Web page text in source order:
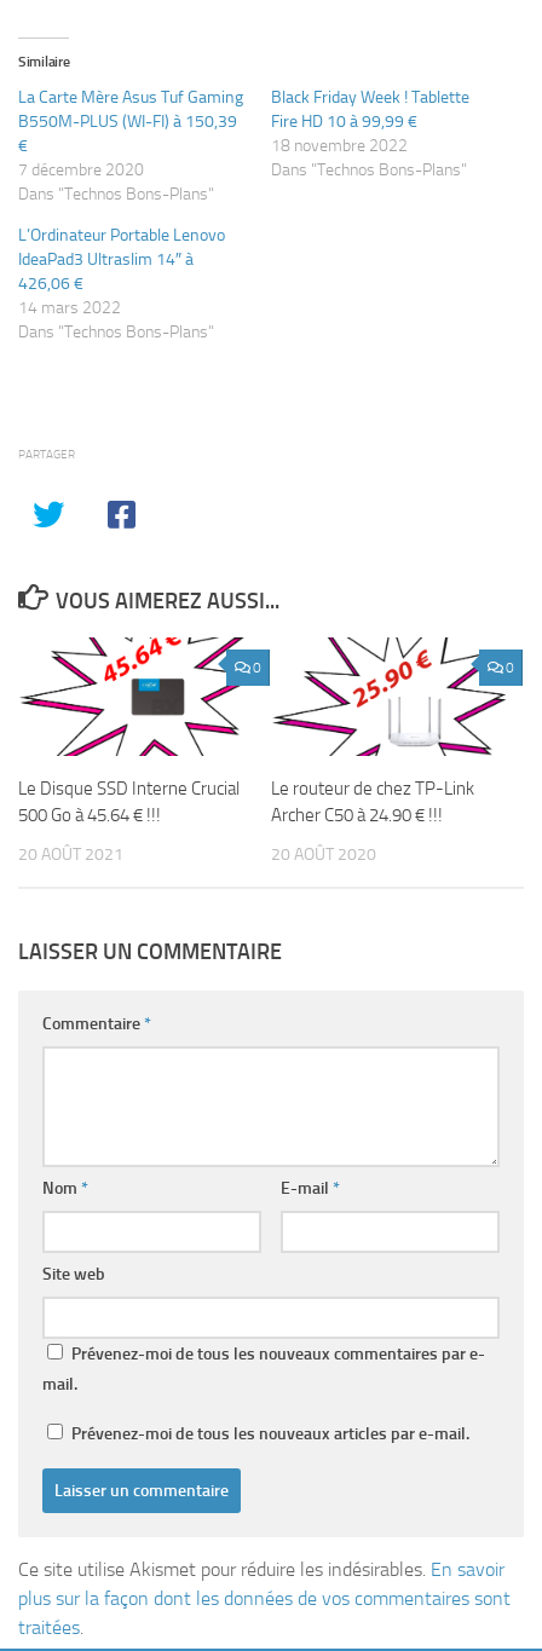
Similaire
La Carte Mère Asus Tuf Gaming
B550M-PLUS (WI-FI) à 150,39
€
7 décembre 2020
Dans "Technos Bons-Plans"
Black Friday Week ! Tablette
Fire HD 10 à 99,99 €
18 novembre 2022
Dans "Technos Bons-Plans"
L’Ordinateur Portable Lenovo
IdeaPad3 Ultraslim 14″ à
426,06 €
14 mars 2022
Dans "Technos Bons-Plans"
PARTAGER
VOUS AIMEREZ AUSSI...
0
Le Disque SSD Interne Crucial
500 Go à 45.64 € !!!
20 AOÛT 2021
0
Le routeur de chez TP-Link
Archer C50 à 24.90 € !!!
20 AOÛT 2020
LAISSER UN COMMENTAIRE
Commentaire*
Nom * E-mail *
Site web
Prévenez-moi de tous les nouveaux commentaires par e-
mail.
Prévenez-moi de tous les nouveaux articles par e-mail.
Ce site utilise Akismet pour réduire les indésirables. En savoir
plus sur la façon dont les données de vos commentaires sont
traitées.